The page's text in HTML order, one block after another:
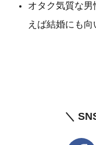
オタク気質な
えば結婚にも向
＼